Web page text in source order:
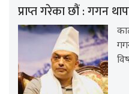
प्राप्त गरेका छौं : गगन